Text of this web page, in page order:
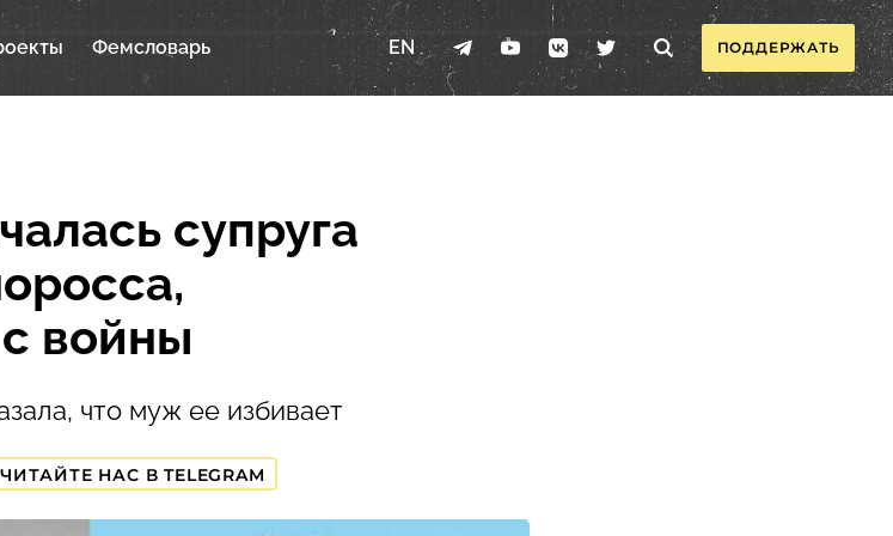
Фемсловарь EN ПОДДЕРЖАТЬ
супруга
войны
что муж ее избивает
ЧИТАЙТЕ НАС В TELEGRAM